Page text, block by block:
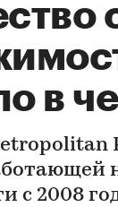
в
с 2008